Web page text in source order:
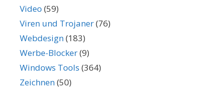
Video (59)
Viren und Trojaner(76)
Webdesign(183)
Werbe-Blocker(9)
Windows Tools (364)
Zeichnen(50)